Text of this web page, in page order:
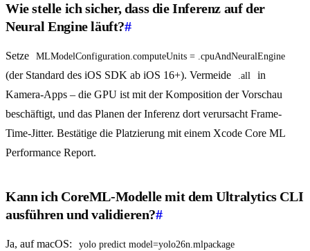
Wie stelle ich sicher, dass die Inferenz auf der
Neural Engine läuft?#
Setze MLModelConfiguration.computeUnits = .cpuAndNeuralEngine
(der Standard des iOS SDK ab iOS 16+). Vermeide .all
in
Kamera-Apps – die GPU ist mit der Komposition der Vorschau
beschäftigt, und das Planen der Inferenz dort verursacht Frame-
Time-Jitter. Bestätige die Platzierung mit einem Xcode Core ML
Performance Report.
Kann ich CoreML-Modelle mit dem Ultralytics CLI
ausführen und validieren?#
Ja, auf macOS:
yolo predict model=yolo26n.mlpackage